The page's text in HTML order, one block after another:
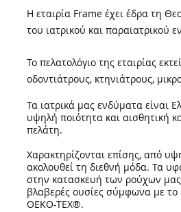
Η εταιρία Frame έχει έδρα τη
του ιατρικού και παραϊατρικού
Το πελατολόγιο της εταιρίας
οδοντιάτρους, κτηνιάτρους,
Τα ιατρικά μας ενδύματα είναι
υψηλή ποιότητα και αισθητική
πελάτη.
Χαρακτηρίζονται επίσης, από
ακολουθεί τη διεθνή μόδα. Τα
στην κατασκευή των ρούχων
βλαβερές ουσίες σύμφωνα με το
OEKO-TEX®.